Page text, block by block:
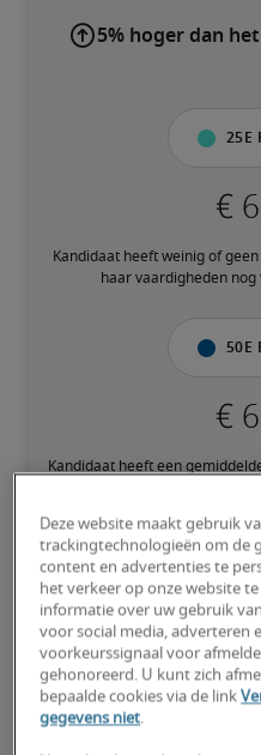
5% hoger dan
25e
Kandidaat heeft weinig of
haar vaardigheden nog
50e
Kandidaat heeft een
Kandidaat heeft
goed als) alle nodige
Deze website maakt gebruik
trackingtechnologieën om de
content en advertenties te
het verkeer op onze website
informatie over uw gebruik
voor social media, adverteren
voorkeurssignaal voor
gehonoreerd. U kunt zich
bepaalde cookies via de link
gegevens niet.